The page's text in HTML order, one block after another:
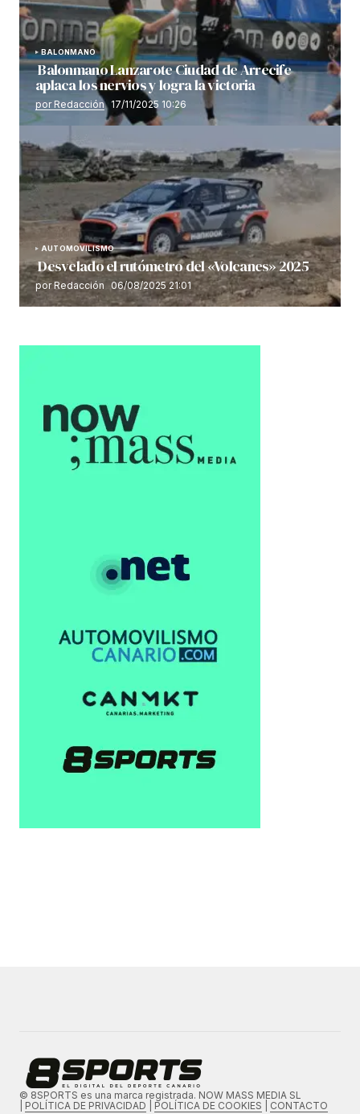
BALONMANO
Balonmano Lanzarote Ciudad de Arrecife
aplaca los nervios y logra la victoria
por Redacción 17/11/2025 10:26
AUTOMOVILISMO
Desvelado el rutómetro del «Volcanes» 2025
por Redacción 06/08/2025 21:01
© 8SPORTS es una marca registrada. NOW MASS MEDIA SL
POLÍTICA DE PRIVACIDAD POLÍTICA DE COOKIES CONTACTO